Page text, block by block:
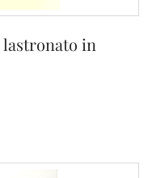
lastronato in